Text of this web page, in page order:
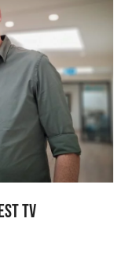
TV